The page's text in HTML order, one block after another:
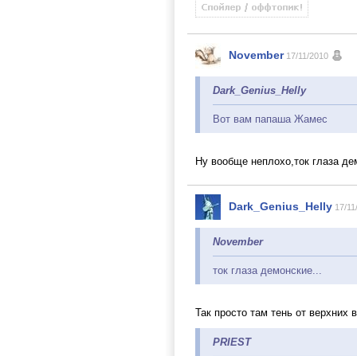
November 17/11/2010
Dark_Genius_Helly
Вот вам папаша Жамес
Ну вообще неплохо,ток глаза
Dark_Genius_Helly 17/
November
ток глаза демонские...
Так просто там тень от верхних
PRIEST